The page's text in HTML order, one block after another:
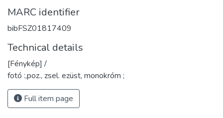
MARC identifier
bibFSZ01817409
Technical details
[Fénykép] /
fotó :,poz., zsel. ezüst, monokróm ;
Full item page